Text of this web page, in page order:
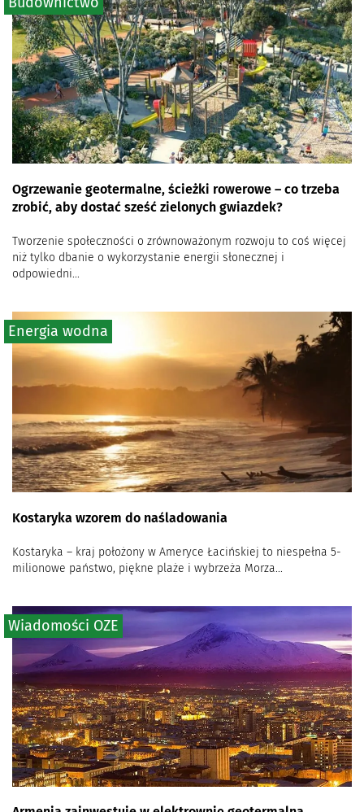
Ogrzewanie geotermalne, ścieżki rowerowe – co trzeba
zrobić, aby dostać sześć zielonych gwiazdek?
Tworzenie społeczności o zrównoważonym rozwoju to coś więcej
niż tylko dbanie o wykorzystanie energii słonecznej i
odpowiedni...
Kostaryka wzorem do naśladowania
Kostaryka – kraj położony w Ameryce Łacińskiej to niespełna 5-
milionowe państwo, piękne plaże i wybrzeża Morza...
Energia wodna
Wiadomości OZE